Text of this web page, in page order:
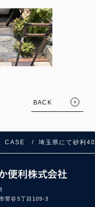
BACK
CASE 埼玉県にて砂利
菅谷5丁目109-3